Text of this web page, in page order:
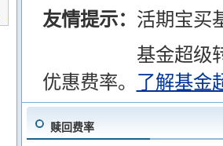
友情提示： 活期宝买
基金超级
优惠费率。 了解基金
赎回费率